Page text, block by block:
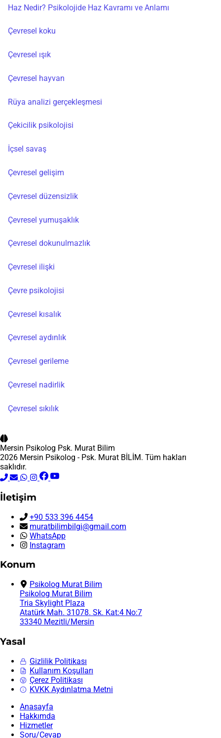
Haz Nedir? Psikolojide Haz Kavramı ve Anlamı
Çevresel koku
Çevresel ışık
Çevresel hayvan
Rüya analizi gerçekleşmesi
Çekicilik psikolojisi
İçsel savaş
Çevresel gelişim
Çevresel düzensizlik
Çevresel yumuşaklık
Çevresel dokunulmazlık
Çevresel ilişki
Çevre psikolojisi
Çevresel kısalık
Çevresel aydınlık
Çevresel gerileme
Çevresel nadirlik
Çevresel sıkılık
Mersin Psikolog Psk. Murat Bilim
2026 Mersin Psikolog - Psk. Murat BİLİM. Tüm hakları
saklıdır.
İletişim
+90 533 396 4454
muratbilimbilgi@gmail.com
WhatsApp
Instagram
Konum
Psikolog Murat Bilim
Psikolog Murat Bilim
Tria Skylight Plaza
Atatürk Mah. 31078. Sk. Kat:4 No:7
33340 Mezitli/Mersin
Yasal
Gizlilik Politikası
Kullanım Koşulları
Çerez Politikası
KVKK Aydınlatma Metni
Anasayfa
Hakkımda
Hizmetler
Soru/Cevap